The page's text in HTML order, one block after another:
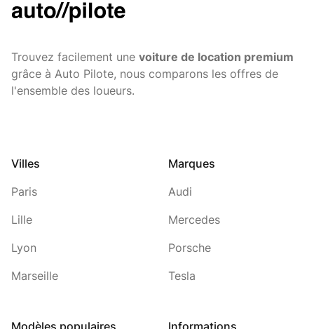
Trouvez facilement une voiture de location premium
grâce à Auto Pilote, nous comparons les offres de
l'ensemble des loueurs.
Villes
Paris
Lille
Lyon
Marseille
Modèles populaires
Marques
Audi
Mercedes
Porsche
Tesla
Informations